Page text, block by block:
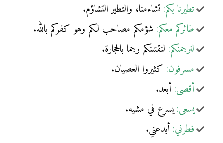
تطيرنا بكم: تشاءمنا، والتطير التشاؤم.
طائركم معكم: شؤمكم مصاحب لكم وهو كفركم بالله.
لنرجمنكم: لنقتلنكم رجما بالحجارة.
مسرفون: كثيروا العصيان.
أقصى: أبعد.
يسعى:يسرع في مشيه.
فطرني: أبدعني.